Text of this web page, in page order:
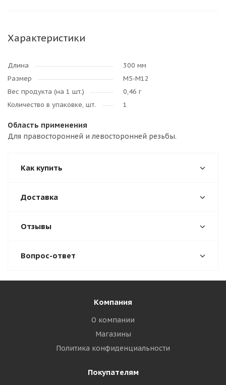
Характеристики
Длина
300 мм
Размер
М5-М12
Вес продукта (на 1 шт.)
0,46 г
Количество в упаковке, шт.
1
Область применения
Для правосторонней и левосторонней резьбы.
Как купить
Доставка
Отзывы
Вопрос-ответ
Компания
О компании
Магазины
Политика конфиденциальности
Покупателям